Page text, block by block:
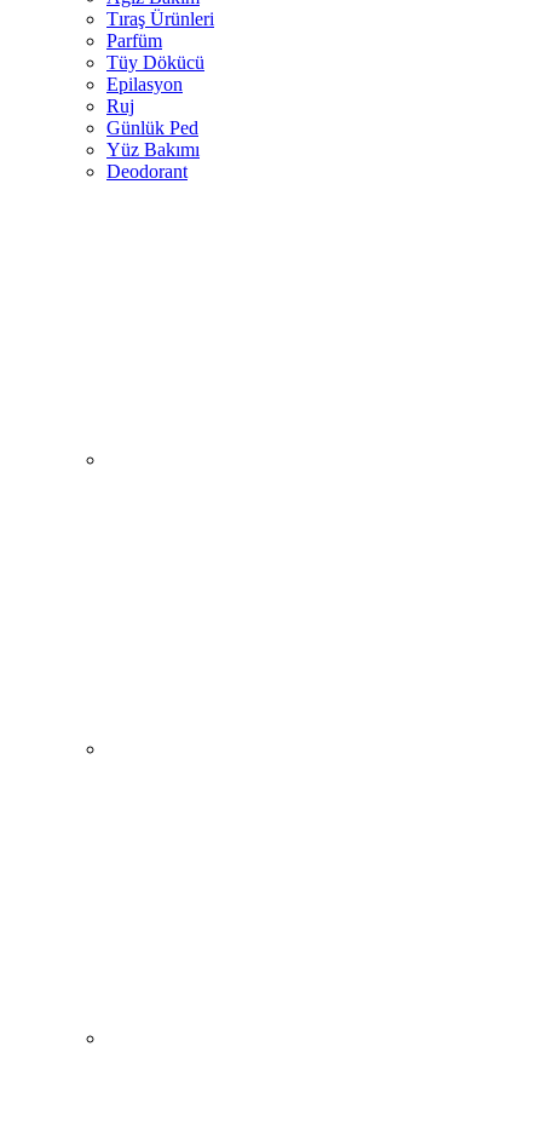
Tıraş Ürünleri
Parfüm
Tüy Dökücü
Epilasyon
Ruj
Günlük Ped
Yüz Bakımı
Deodorant